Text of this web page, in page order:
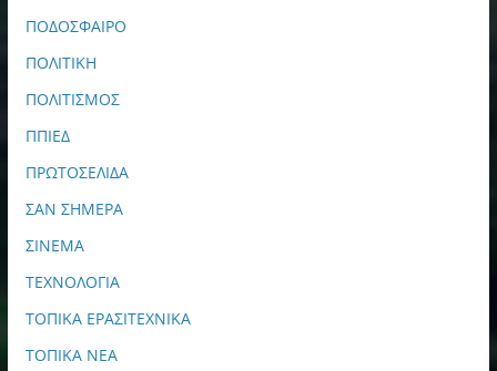
ΠΟΔΟΣΦΑΙΡΟ
ΠΟΛΙΤΙΚΗ
ΠΟΛΙΤΙΣΜΟΣ
ΠΠΙΕΔ
ΠΡΩΤΟΣΕΛΙΔΑ
ΣΑΝ ΣΗΜΕΡΑ
ΣΙΝΕΜΑ
ΤΕΧΝΟΛΟΓΙΑ
ΤΟΠΙΚΑ ΕΡΑΣΙΤΕΧΝΙΚΑ
ΤΟΠΙΚΑ ΝΕΑ